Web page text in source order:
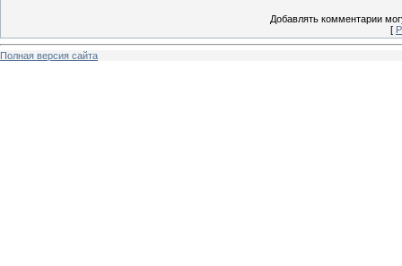
Добавлять комментарии
[
Полная версия сайта